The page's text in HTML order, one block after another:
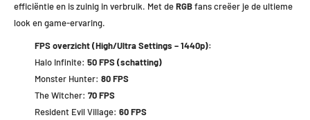
efficiëntie en is zuinig in verbruik. Met deRGBfans creëer je de ultieme
look en game-ervaring.
FPS overzicht (High/Ultra Settings – 1440p):
Halo Infinite: 50 FPS (schatting)
Monster Hunter: 80 FPS
The Witcher: 70 FPS
Resident Evil Village: 60 FPS